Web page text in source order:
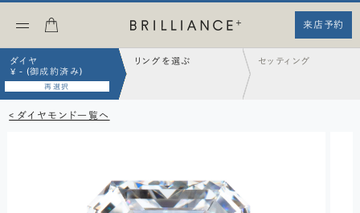
来店予約
ダイヤ
¥ - (御成約済み)
再選択
リングを選ぶ セッティング
< ダイヤモンド一覧へ